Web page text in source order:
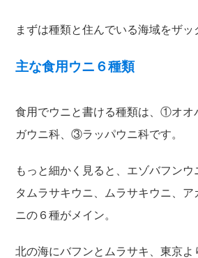
まずは種類と住んでいる海域をザッ
主な食用ウニ６種類
食用でウニと書ける種類は、①オ
ガウニ科、③ラッパウニ科です。
もっと細かく見ると、エゾバフンウ
タムラサキウニ、ムラサキウニ、ア
ニの６種がメイン。
北の海にバフンとムラサキ、東京よ